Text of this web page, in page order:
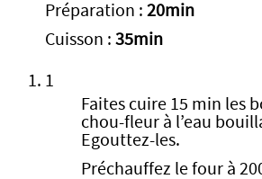
Préparation : 20min
Cuisson : 35min
1
Faites cuire 15 min les
chou-fleur à l’eau
Egouttez-les.
Préchauffez le four à